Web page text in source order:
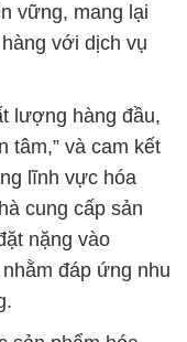
vững, mang lại
với dịch vụ
lượng hàng đầu,
tâm,” và cam kết
lĩnh vực hóa
cung cấp sản
nặng vào
đáp ứng nhu